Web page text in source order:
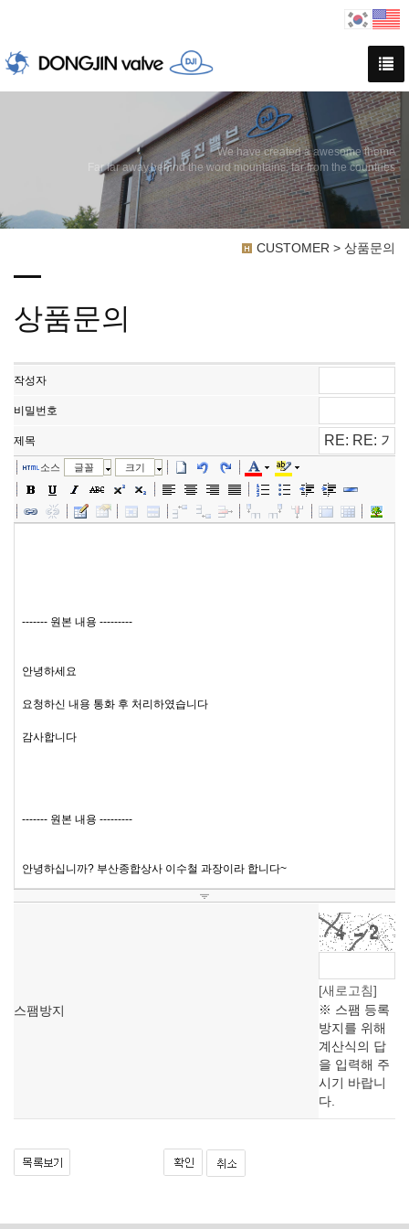
We have created a awesome theme
Far far away,behind the word mountains, far from the countries
CUSTOMER > 상품문의
상품문의
작성자
비밀번호
제목
소스 글꼴 크기
스팸방지
[새로고침]
※ 스팸 등록
방지를 위해
계산식의 답
을 입력해 주
시기 바랍니
다.